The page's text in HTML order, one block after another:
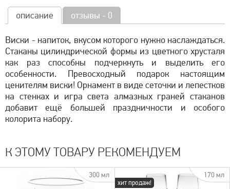
описание отзывы - 0
Виски - напиток, вкусом которого нужно наслаждаться.
Стаканы цилиндрической формы из цветного хрусталя
как раз способны подчеркнуть и выделить его
особенности. Превосходный подарок настоящим
ценителям виски! Орнамент в виде сеточки и лепестков
на стенках и игра света алмазных граней стаканов
добавит ещё большей праздничности и особого
колорита набору.
К ЭТОМУ ТОВАРУ РЕКОМЕНДУЕМ
300 мл
хит продаж!
170 мл